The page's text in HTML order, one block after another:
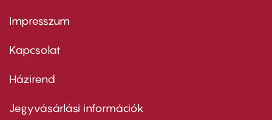
Footer
first
Impresszum
Kapcsolat
Footer
second
Házirend
Jegyvásárlási információk